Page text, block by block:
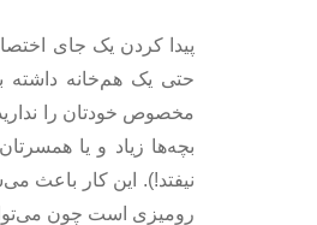
پیدا کردن یک جای
حتی یک هم‌خانه داشته
مخصوص خودتان را
بچه‌ها زیاد و یا
نیفتد!). این کار باعث
رومیزی است چون